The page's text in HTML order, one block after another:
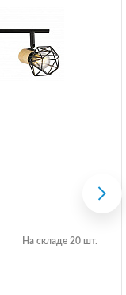
На складе 20 шт.